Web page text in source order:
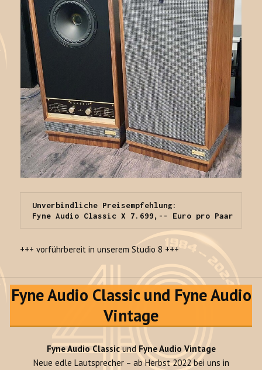
Unverbindliche Preisempfehlung:
Fyne Audio Classic X 7.699,-- Euro pro Paar
+++ vorführbereit in unserem Studio 8 +++
Fyne Audio Classic und Fyne Audio
Vintage
Fyne Audio ClassicundFyne Audio Vintage
Neue edle Lautsprecher – ab Herbst 2022 bei uns in